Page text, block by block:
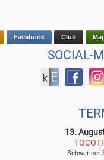
Facebook Club
SOCIAL-
13.
Schweriner